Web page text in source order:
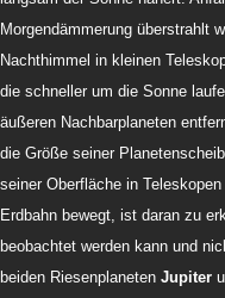
Morgendämmerung überstrahlt
Nachthimmel in kleinen
die schneller um die Sonne
äußeren Nachbarplaneten
die Größe seiner
seiner Oberfläche in
Erdbahn bewegt, ist daran zu
beobachtet werden kann und
beiden Riesenplaneten Jupiter